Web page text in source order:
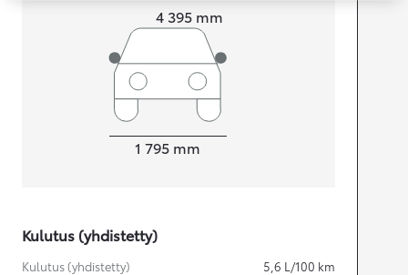
4 395 mm
1 795 mm
Kulutus (yhdistetty)
Kulutus (yhdistetty) 5,6 L/100 km